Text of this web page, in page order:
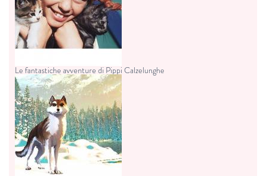
Le fantastiche avventure di Pippi Calzelunghe